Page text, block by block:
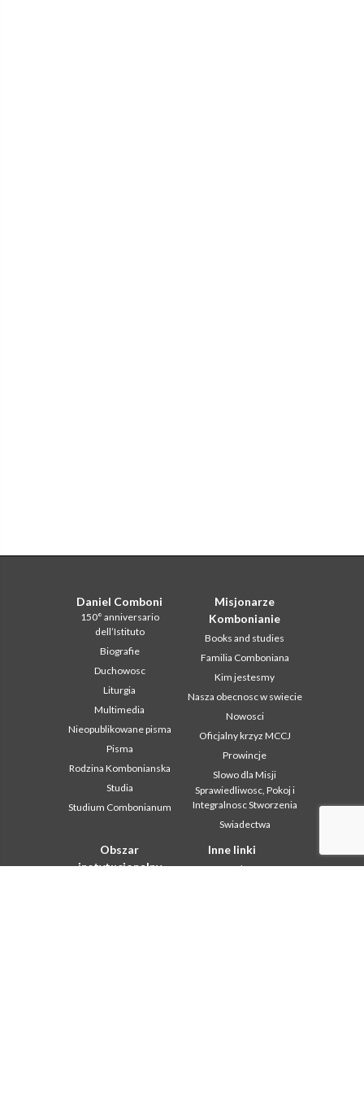
Daniel Comboni
150° anniversario
dell’Istituto
Biografie
Duchowosc
Liturgia
Multimedia
Nieopublikowane pisma
Pisma
Rodzina Kombonianska
Studia
Studium Combonianum
Misjonarze
Kombonianie
Books and studies
Familia Comboniana
Kim jestesmy
Nasza obecnosc w swiecie
Nowosci
Oficjalny krzyz MCCJ
Prowincje
Slowo dla Misji
Sprawiedliwosc, Pokoj i
Integralnosc Stworzenia
Swiadectwa
Obszar
instytucjonalny
Inne linki
Kontakt